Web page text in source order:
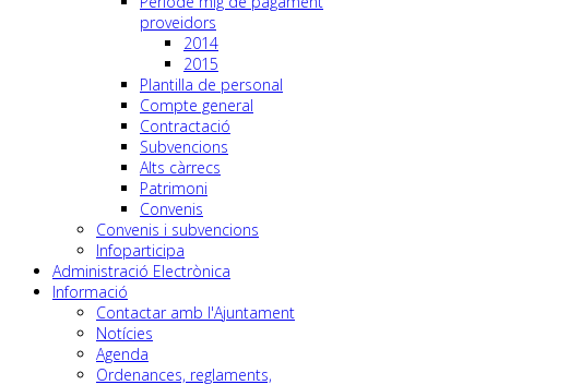
proveidors
2014
2015
Plantilla de personal
Compte general
Contractació
Subvencions
Alts càrrecs
Patrimoni
Convenis
Convenis i subvencions
Infoparticipa
Administració Electrònica
Informació
Contactar amb l'Ajuntament
Notícies
Agenda
Ordenances, reglaments,